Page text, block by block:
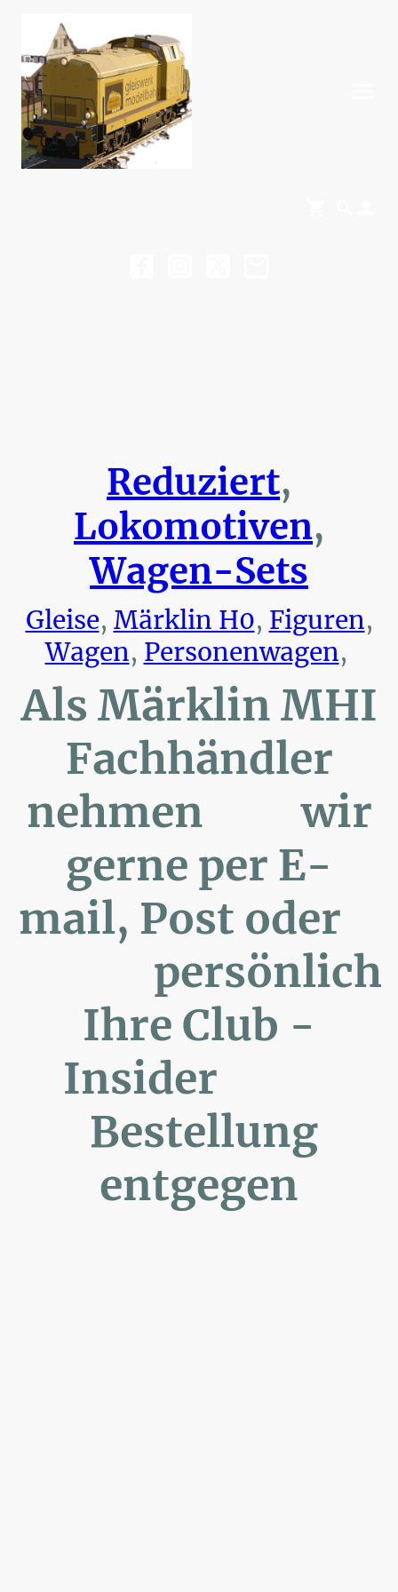
Reduziert,
Lokomotiven,
Wagen-Sets
Gleise, Märklin H0, Figuren,
Wagen, Personenwagen,
Als Märklin MHI
Fachhändler
nehmen wir
gerne per E-
mail, Post oder
persönlich
Ihre Club -
Insider
Bestellung
entgegen